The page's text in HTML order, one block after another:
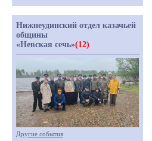
Нижнеудинский отдел казачьей
общины
«Невская сечь»(12)
Другие события